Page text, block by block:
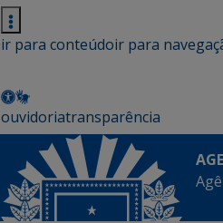
ir para conteúdoir para
ouvidoriatransparência